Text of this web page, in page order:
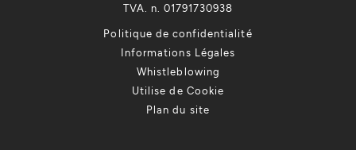
Politique de confidentialité
Informations Légales
Whistleblowing
Utilise de Cookie
Plan du site
TVA. n. 01791730938